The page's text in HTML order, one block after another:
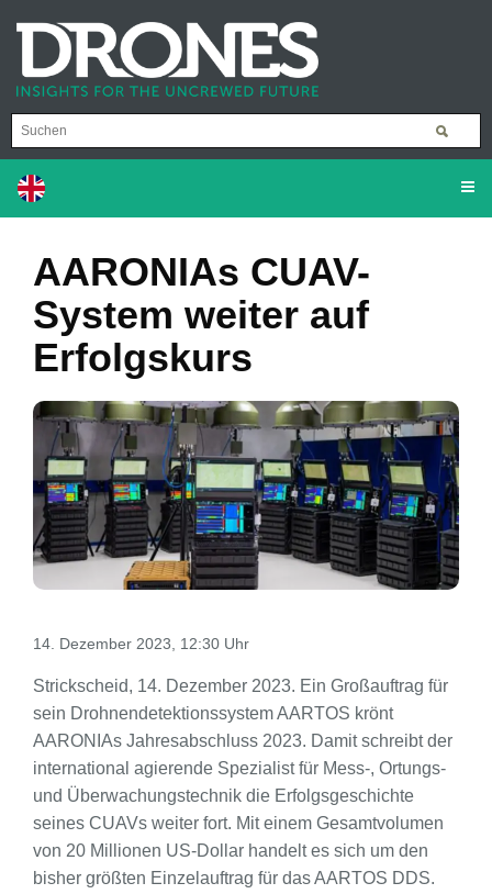
AARONIAs CUAV-
System weiter auf
Erfolgskurs
14. Dezember 2023, 12:30 Uhr
Strickscheid, 14. Dezember 2023. Ein Großauftrag für
sein Drohnendetektionssystem AARTOS krönt
AARONIAs Jahresabschluss 2023. Damit schreibt der
international agierende Spezialist für Mess-, Ortungs-
und Überwachungstechnik die Erfolgsgeschichte
seines CUAVs weiter fort. Mit einem Gesamtvolumen
von 20 Millionen US-Dollar handelt es sich um den
bisher größten Einzelauftrag für das AARTOS DDS.